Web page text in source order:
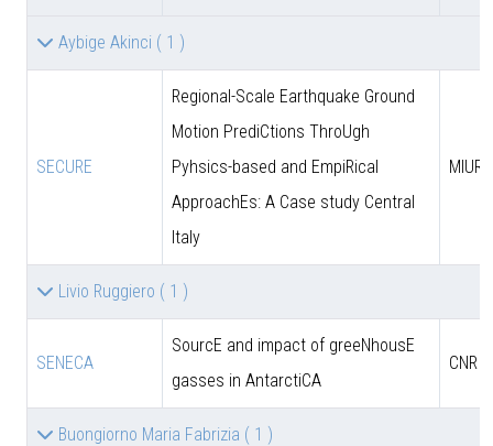
Aybige Akinci ( 1 )
SECURE
Regional-Scale Earthquake Ground
Motion PrediCtions ThroUgh
Pyhsics-based and EmpiRical
ApproachEs: A Case study Central
Italy
MIUR
Livio Ruggiero ( 1 )
SENECA
SourcE and impact of greeNhousE
gasses in AntarctiCA
CNR
Buongiorno Maria Fabrizia ( 1 )